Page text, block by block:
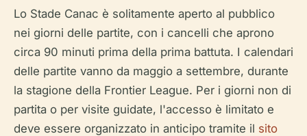
Lo Stade Canac è solitamente aperto al pubblico
nei giorni delle partite, con i cancelli che aprono
circa 90 minuti prima della prima battuta. I calendari
delle partite vanno da maggio a settembre, durante
la stagione della Frontier League. Per i giorni non di
partita o per visite guidate, l'accesso è limitato e
deve essere organizzato in anticipo tramite il sito